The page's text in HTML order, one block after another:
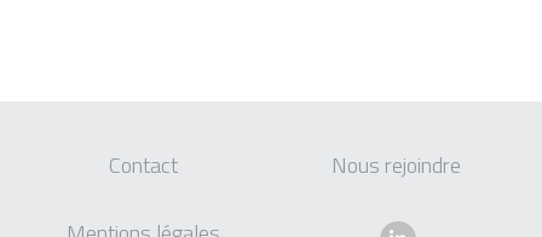
Contact Nous rejoindre